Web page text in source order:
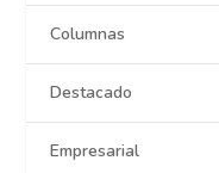
Columnas
Destacado
Empresarial